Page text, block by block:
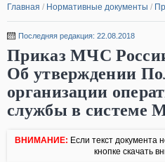
Главная / Нормативные документы /
Последняя редакция: 22.08.2018
Приказ МЧС России
Об утверждении
организации
службы в системе
ВНИМАНИЕ: Если текст документа
кнопке скачать